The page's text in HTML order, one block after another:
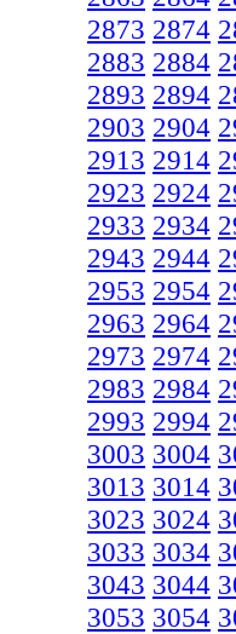
2873 2874
2883 2884
2893 2894
2903 2904
2913 2914
2923 2924
2933 2934
2943 2944
2953 2954
2963 2964
2973 2974
2983 2984
2993 2994
3003 3004
3013 3014
3023 3024
3033 3034
3043 3044
3053 3054